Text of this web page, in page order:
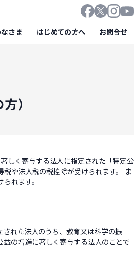
さま はじめての方へ お問合せ
）
しく寄与する法人に指定された「特定公
や法人税の税控除が受けられます。 ま
れます。
れた法人のうち、教育又は科学の振
の増進に著しく寄与する法人のことで